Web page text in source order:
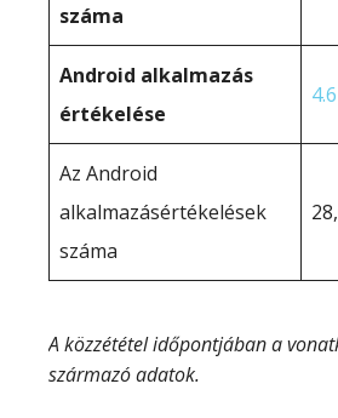
száma
Android alkalmazás
értékelése
4.6
Az Android
alkalmazásértékelések
száma
A közzététel időpontjában a
származó adatok.